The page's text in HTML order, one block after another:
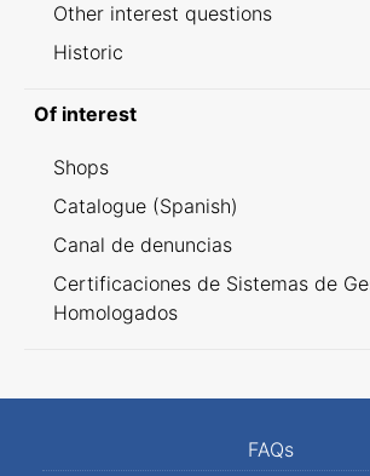
Other interest questions
Historic
Of interest
Shops
Catalogue (Spanish)
Canal de denuncias
Certificaciones de Sistemas de
Homologados
FAQs